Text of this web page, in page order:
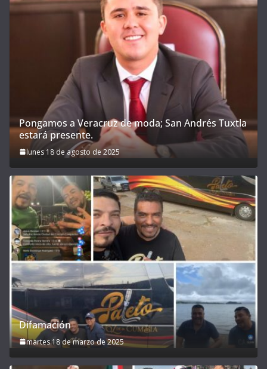
Pongamos a Veracruz de moda; San Andrés Tuxtla
estará presente.
lunes 18 de agosto de 2025
Difamación
martes 18 de marzo de 2025